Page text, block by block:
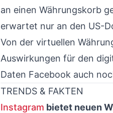
an einen Währungskorb
erwartet nur an den US-
Von der virtuellen
Auswirkungen für den
Daten Facebook auch
TRENDS & FAKTEN
Instagram bietet neuen